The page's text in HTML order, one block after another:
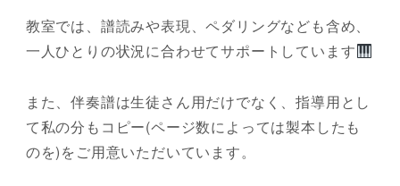
教室では、譜読みや表現、ペダリングなども含め、
一人ひとりの状況に合わせてサポートしています
また、伴奏譜は生徒さん用だけでなく、指導用とし
て私の分もコピー(ページ数によっては製本したも
のを)をご用意いただいています。